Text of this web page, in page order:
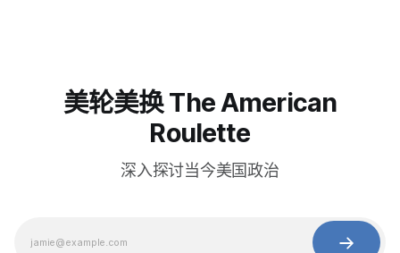
美轮美换 The American
Roulette
深入探讨当今美国政治